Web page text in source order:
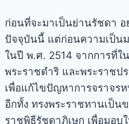
ก่อนที่จะมาเป็นย่านรัชดา อ
ปัจจุบันนี้ แต่ก่อนความเป็น
ในปี พ.ศ. 2514 จากการที่ใ
พระราชดำริ และพระราชป
เพื่อแก้ไขปัญหาการจราจร
อีกทั้ง ทรงพระราชทานเป็น
ราชพิธีรัชดาภิเษก เพื่อมอบ